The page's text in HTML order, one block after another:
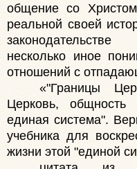
общение со
реальной своей
несколько иное
отношений с
«"Границы
Церковь,
единая система".
учебника для
жизни этой "единой